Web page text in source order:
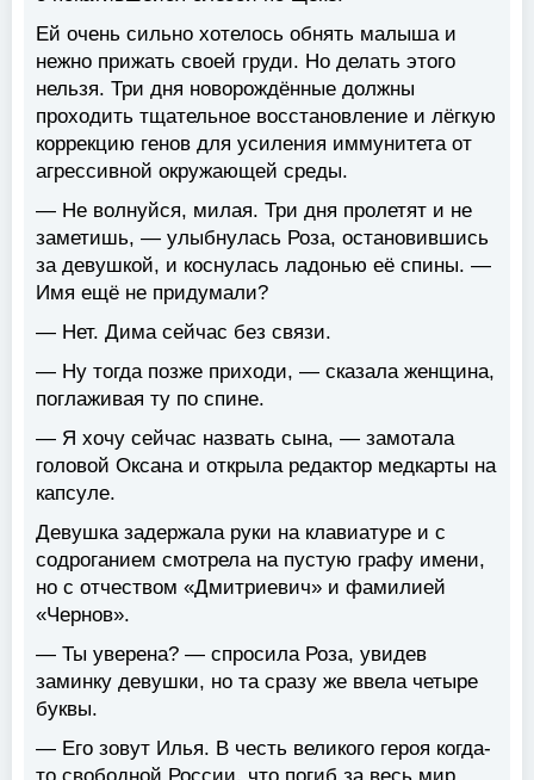
Ей очень сильно хотелось обнять малыша и
нежно прижать своей груди. Но делать этого
нельзя. Три дня новорождённые должны
проходить тщательное восстановление и лёгкую
коррекцию генов для усиления иммунитета от
агрессивной окружающей среды.
— Не волнуйся, милая. Три дня пролетят и не
заметишь, — улыбнулась Роза, остановившись
за девушкой, и коснулась ладонью её спины. —
Имя ещё не придумали?
— Нет. Дима сейчас без связи.
— Ну тогда позже приходи, — сказала женщина,
поглаживая ту по спине.
— Я хочу сейчас назвать сына, — замотала
головой Оксана и открыла редактор медкарты на
капсуле.
Девушка задержала руки на клавиатуре и с
содроганием смотрела на пустую графу имени,
но с отчеством «Дмитриевич» и фамилией
«Чернов».
— Ты уверена? — спросила Роза, увидев
заминку девушки, но та сразу же ввела четыре
буквы.
— Его зовут Илья. В честь великого героя когда-